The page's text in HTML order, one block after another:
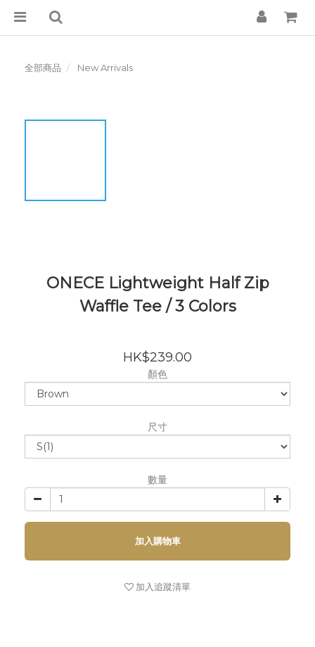
全部商品 New Arrivals
ONECE Lightweight Half Zip
Waffle Tee / 3 Colors
HK$239.00
顏色
尺寸
數量
加入購物車
加入追蹤清單